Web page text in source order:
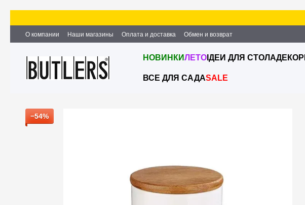
О компании Наши магазины Оплата и доставка
Обмен и возврат
Партнёрство и сотрудничество
Вакансии Контактная информация
НОВИНКИЛЕТО ІДЕИ ДЛЯ СТОЛАДЕКОР
ВСЕ ДЛЯ САДАSALE
−54%